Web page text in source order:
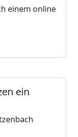
einem online
ein